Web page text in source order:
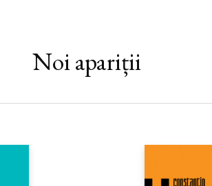
Noi apariții